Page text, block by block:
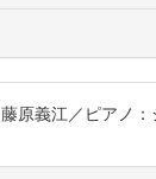
原義江／ピアノ